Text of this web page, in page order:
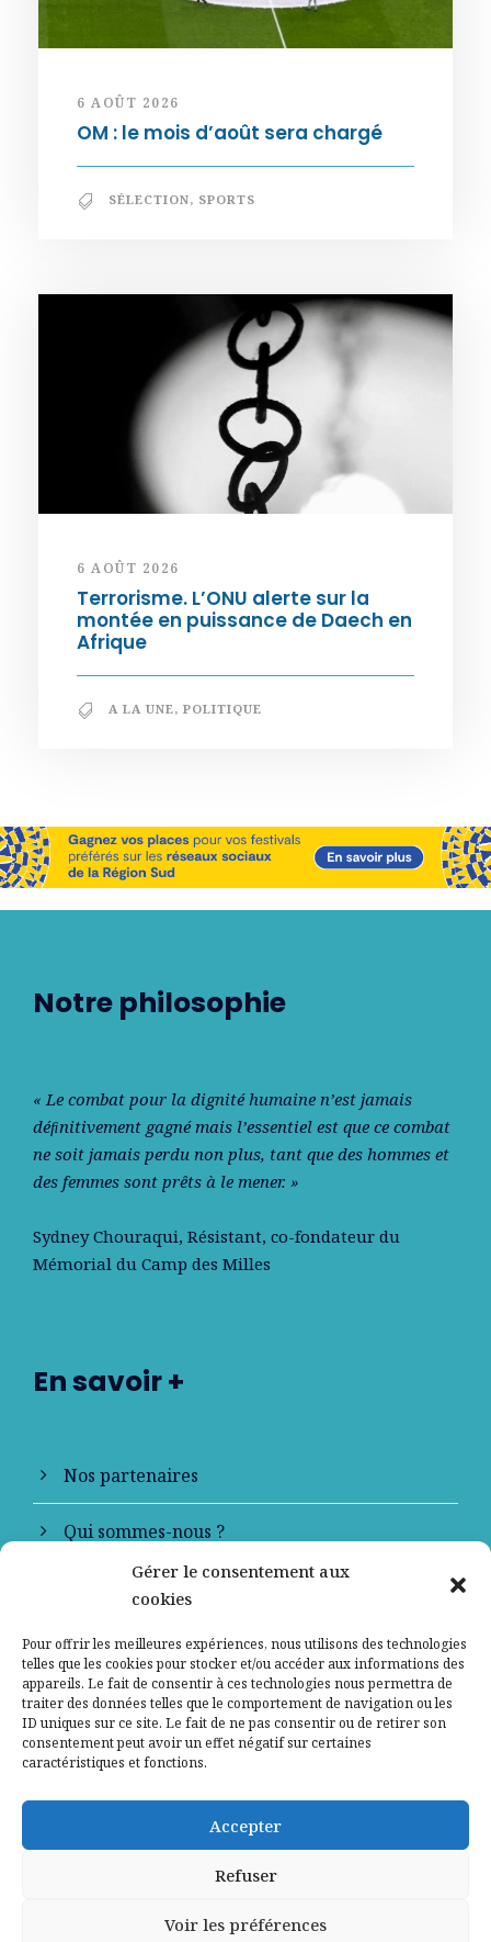
Gérer le consentement aux
cookies
Pour offrir les meilleures expériences, nous utilisons des technologies
telles que les cookies pour stocker et/ou accéder aux informations des
appareils. Le fait de consentir à ces technologies nous permettra de
traiter des données telles que le comportement de navigation ou les
ID uniques sur ce site. Le fait de ne pas consentir ou de retirer son
consentement peut avoir un effet négatif sur certaines
caractéristiques et fonctions.
Accepter
Refuser
Voir les préférences
6 AOÛT 2026
OM : le mois d’août sera chargé
SÉLECTION, SPORTS
6 AOÛT 2026
Terrorisme. L’ONU alerte sur la
montée en puissance de Daech en
Afrique
A LA UNE, POLITIQUE
Notre philosophie
« Le combat pour la dignité humaine n’est jamais
déﬁnitivement gagné mais l’essentiel est que ce combat
ne soit jamais perdu non plus, tant que des hommes et
des femmes sont prêts à le mener. »
Sydney Chouraqui, Résistant, co-fondateur du
Mémorial du Camp des Milles
En savoir +
Nos partenaires
Qui sommes-nous ?
Contactez-nous
Mentions légales
Politique de confidentialité